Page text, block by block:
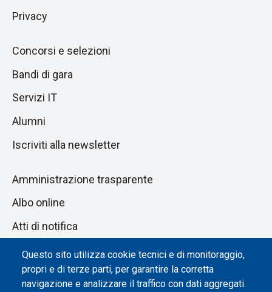
Questo sito utilizza cookie tecnici e di monitoraggio,
propri e di terze parti, per garantire la corretta
navigazione e analizzare il traffico con dati aggregati.
Privacy
Concorsi e selezioni
Bandi di gara
Servizi IT
Alumni
Iscriviti alla newsletter
Amministrazione trasparente
Albo online
Atti di notifica
Dichiarazione di accessibilità
Impostazione dei cookie